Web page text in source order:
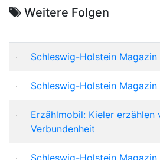
Weitere Folgen
Schleswig-Holstein
Schleswig-Holstein
Erzählmobil: Kieler erzählen
Verbundenheit
Schleswig-Holstein